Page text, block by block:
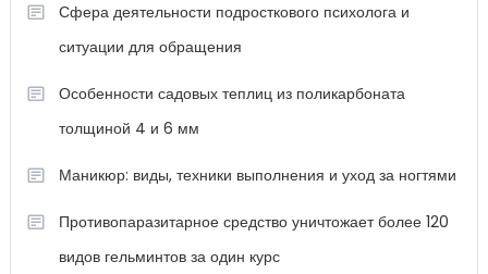
Сфера деятельности подросткового психолога и
ситуации для обращения
Особенности садовых теплиц из поликарбоната
толщиной 4 и 6 мм
Маникюр: виды, техники выполнения и уход за ногтями
Противопаразитарное средство уничтожает более 120
видов гельминтов за один курс